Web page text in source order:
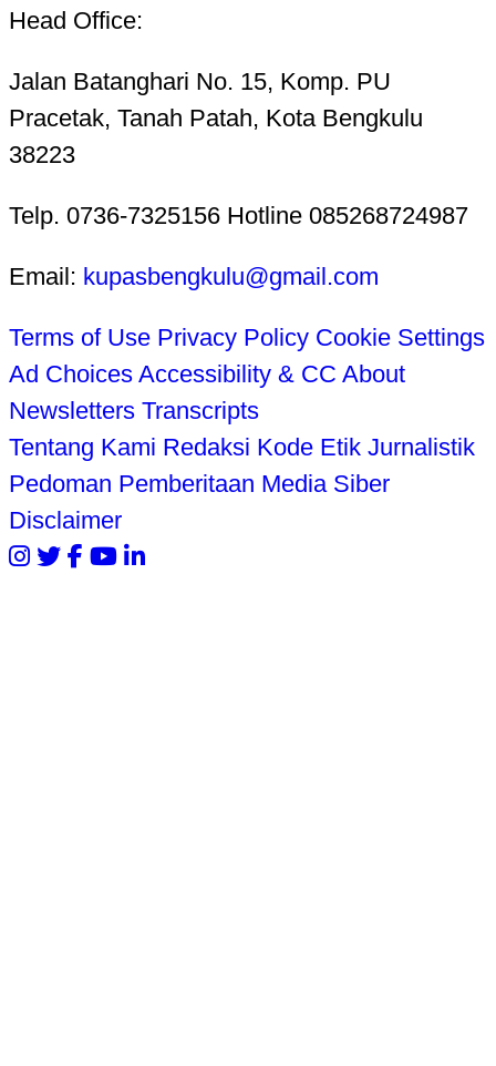
Head Office:
Jalan Batanghari No. 15, Komp. PU
Pracetak, Tanah Patah, Kota Bengkulu
38223
Telp. 0736-7325156 Hotline 085268724987
Email: kupasbengkulu@gmail.com
Terms of Use Privacy Policy Cookie Settings
Ad Choices Accessibility & CC About
Newsletters Transcripts
Tentang Kami Redaksi Kode Etik Jurnalistik
Pedoman Pemberitaan Media Siber
Disclaimer